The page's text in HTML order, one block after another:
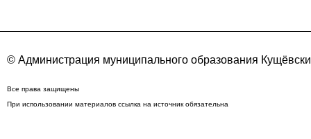
© Администрация муниципального образования
Все права защищены
При использовании материалов ссылка на источник обязательна